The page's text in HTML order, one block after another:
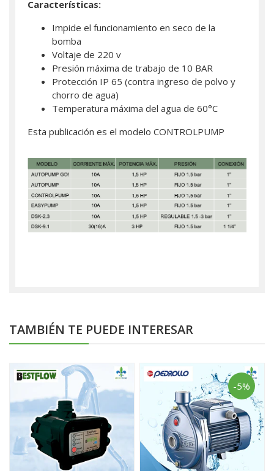
Características:
Impide el funcionamiento en seco de la
bomba
Voltaje de 220 v
Presión máxima de trabajo de 10 BAR
Protección IP 65 (contra ingreso de polvo y
chorro de agua)
Temperatura máxima del agua de 60°C
Esta publicación es el modelo CONTROLPUMP
TAMBIÉN TE PUEDE INTERESAR
-5%